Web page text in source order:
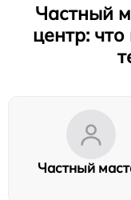
Частный
центр:
Частный